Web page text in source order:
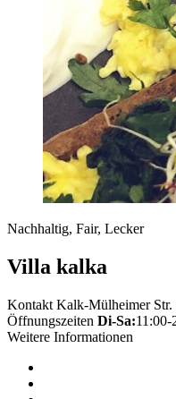
Nachhaltig, Fair, Lecker
Villa kalka
Kontakt Kalk-Mülheimer
Öffnungszeiten Di-Sa:11:00-
Weitere Informationen